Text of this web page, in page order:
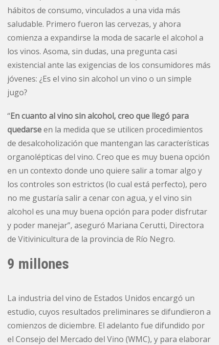
hábitos de consumo, vinculados a una vida más
saludable. Primero fueron las cervezas, y ahora
comienza a expandirse la moda de sacarle el alcohol a
los vinos. Asoma, sin dudas, una pregunta casi
existencial ante las exigencias de los consumidores más
jóvenes: ¿Es el vino sin alcohol un vino o un simple
jugo?
“En cuanto al vino sin alcohol, creo que llegó para
quedarseen la medida que se utilicen procedimientos
de desalcoholización que mantengan las características
organolépticas del vino. Creo que es muy buena opción
en un contexto donde uno quiere salir a tomar algo y
los controles son estrictos (lo cual está perfecto), pero
no me gustaría salir a cenar con agua, y el vino sin
alcohol es una muy buena opción para poder disfrutar
y poder manejar”, aseguró Mariana Cerutti, Directora
de Vitivinicultura de la provincia de Río Negro.
9 millones
La industria del vino de Estados Unidos encargó un
estudio, cuyos resultados preliminares se difundieron a
comienzos de diciembre. El adelanto fue difundido por
el Consejo del Mercado del Vino (WMC), y para elaborar